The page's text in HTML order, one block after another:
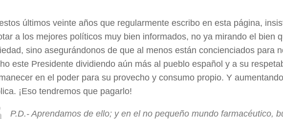
últimos veinte años que regularmente escribo en esta página,
a los mejores políticos muy bien informados, no ya mirando el bien
sino asegurándonos de que al menos están concienciados para
este Presidente dividiendo aún más al pueblo español y a su
en el poder para su provecho y consumo propio. Y
¡Eso tendremos que pagarlo!
P.D.- Aprendamos de ello; y en el no pequeño mundo farmacéutico,